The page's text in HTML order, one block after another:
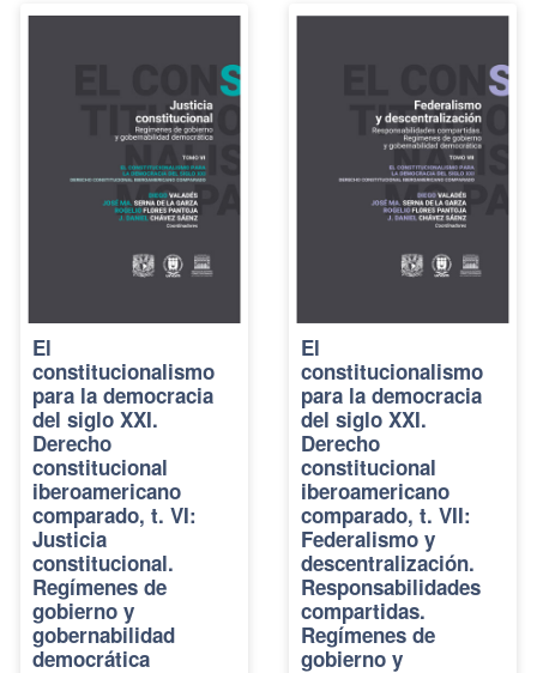
El
constitucionalismo
para la democracia
del siglo XXI.
Derecho
constitucional
iberoamericano
comparado, t. VI:
Justicia
constitucional.
Regímenes de
gobierno y
gobernabilidad
democrática
El
constitucionalismo
para la democracia
del siglo XXI.
Derecho
constitucional
iberoamericano
comparado, t. VII:
Federalismo y
descentralización.
Responsabilidades
compartidas.
Regímenes de
gobierno y